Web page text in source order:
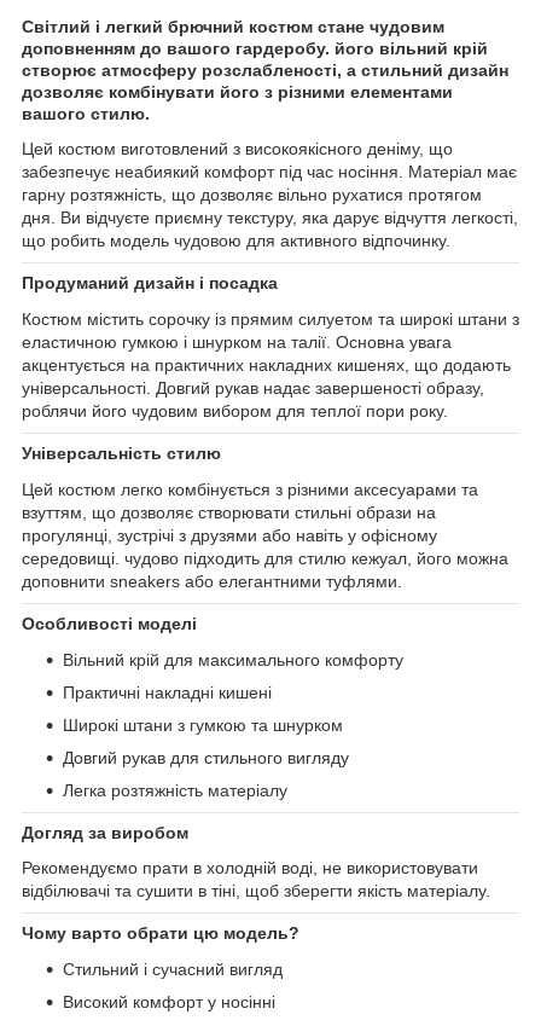
Світлий і легкий брючний костюм стане чудовим
доповненням до вашого гардеробу. його вільний крій
створює атмосферу розслабленості, а стильний дизайн
дозволяє комбінувати його з різними елементами
вашого стилю.
Цей костюм виготовлений з високоякісного деніму, що
забезпечує неабиякий комфорт під час носіння. Матеріал має
гарну розтяжність, що дозволяє вільно рухатися протягом
дня. Ви відчуєте приємну текстуру, яка дарує відчуття легкості,
що робить модель чудовою для активного відпочинку.
Продуманий дизайн і посадка
Костюм містить сорочку із прямим силуетом та широкі штани з
еластичною гумкою і шнурком на талії. Основна увага
акцентується на практичних накладних кишенях, що додають
універсальності. Довгий рукав надає завершеності образу,
роблячи його чудовим вибором для теплої пори року.
Універсальність стилю
Цей костюм легко комбінується з різними аксесуарами та
взуттям, що дозволяє створювати стильні образи на
прогулянці, зустрічі з друзями або навіть у офісному
середовищі. чудово підходить для стилю кежуал, його можна
доповнити sneakers або елегантними туфлями.
Особливості моделі
Вільний крій для максимального комфорту
Практичні накладні кишені
Широкі штани з гумкою та шнурком
Довгий рукав для стильного вигляду
Легка розтяжність матеріалу
Догляд за виробом
Рекомендуємо прати в холодній воді, не використовувати
відбілювачі та сушити в тіні, щоб зберегти якість матеріалу.
Чому варто обрати цю модель?
Стильний і сучасний вигляд
Високий комфорт у носінні